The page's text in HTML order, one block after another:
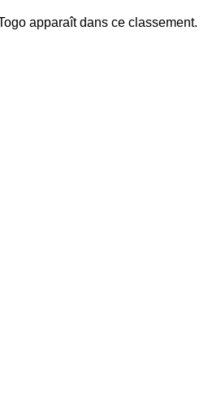
apparaît dans ce classement.